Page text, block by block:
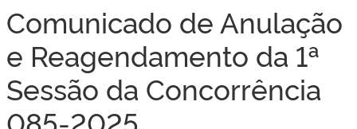
Comunicado de Anulação
e Reagendamento da 1ª
Sessão da Concorrência
085-2025